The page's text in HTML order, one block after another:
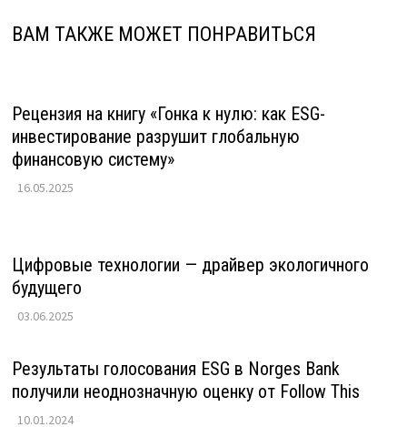
ВАМ ТАКЖЕ МОЖЕТ ПОНРАВИТЬСЯ
Рецензия на книгу «Гонка к нулю: как ESG-
инвестирование разрушит глобальную
финансовую систему»
16.05.2025
Цифровые технологии — драйвер экологичного
будущего
03.06.2025
Результаты голосования ESG в Norges Bank
получили неоднозначную оценку от Follow This
10.01.2024